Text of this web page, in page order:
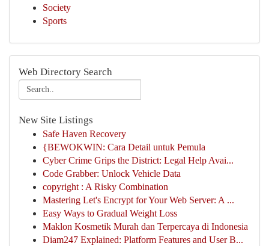
Society
Sports
Web Directory Search
New Site Listings
Safe Haven Recovery
{BEWOKWIN: Cara Detail untuk Pemula
Cyber Crime Grips the District: Legal Help Avai...
Code Grabber: Unlock Vehicle Data
copyright : A Risky Combination
Mastering Let's Encrypt for Your Web Server: A ...
Easy Ways to Gradual Weight Loss
Maklon Kosmetik Murah dan Terpercaya di Indonesia
Diam247 Explained: Platform Features and User B...